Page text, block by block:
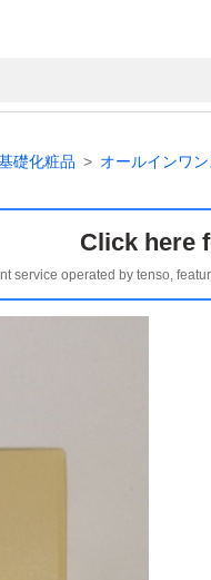
礎化粧品 オールインワ
Click here
service operated by tenso,